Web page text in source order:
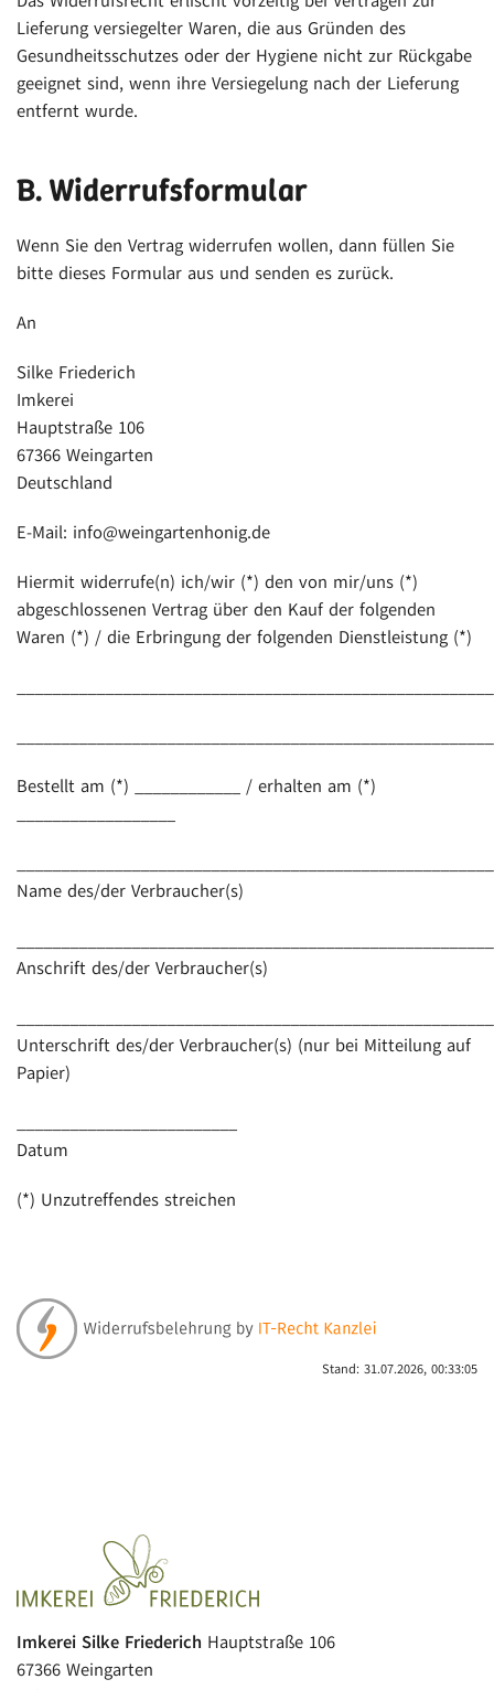
Lieferung versiegelter Waren, die aus Gründen des
Gesundheitsschutzes oder der Hygiene nicht zur Rückgabe
geeignet sind, wenn ihre Versiegelung nach der Lieferung
entfernt wurde.
B. Widerrufsformular
Wenn Sie den Vertrag widerrufen wollen, dann füllen Sie
bitte dieses Formular aus und senden es zurück.
An
Silke Friederich
Imkerei
Hauptstraße 106
67366 Weingarten
Deutschland
E-Mail: info@weingartenhonig.de
Hiermit widerrufe(n) ich/wir (*) den von mir/uns (*)
abgeschlossenen Vertrag über den Kauf der folgenden
Waren (*) / die Erbringung der folgenden Dienstleistung (*)
Bestellt am (*) ____________ / erhalten am (*)
Name des/der Verbraucher(s)
Anschrift des/der Verbraucher(s)
Unterschrift des/der Verbraucher(s) (nur bei Mitteilung auf
Papier)
Datum
(*) Unzutreffendes streichen
Stand: 31.07.2026, 00:33:05
Imkerei Silke Friederich Hauptstraße 106
67366 Weingarten